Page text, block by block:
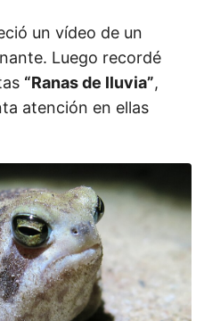
un vídeo de un
Luego recordé
“Ranas de lluvia”,
atención en ellas